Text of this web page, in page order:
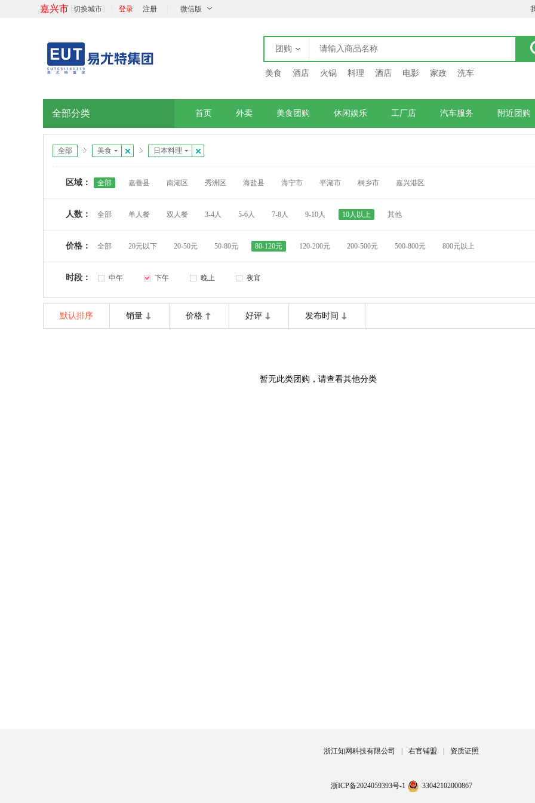
嘉兴市 切换城市 登录 注册 微信版
团购
美食 酒店 火锅 料理 酒店 电影 家政 洗车
全部分类 首页 外卖 美食团购 休闲娱乐 工厂店 汽车服务 附近团购
全部 美食 日本料理
区域： 全部 嘉善县 南湖区 秀洲区 海盐县 海宁市 平湖市 桐乡市 嘉兴港区
人数： 全部 单人餐 双人餐 3-4人 5-6人 7-8人 9-10人 10人以上 其他
价格： 全部 20元以下 20-50元 50-80元 80-120元 120-200元 200-500元 500-800元 800元以上
时段： 中午 下午 晚上 夜宵
默认排序 销量 价格 好评 发布时间
暂无此类团购，请查看其他分类
浙江知网科技有限公司 右官铺盟 资质证照
浙ICP备2024059393号-1 33042102000867